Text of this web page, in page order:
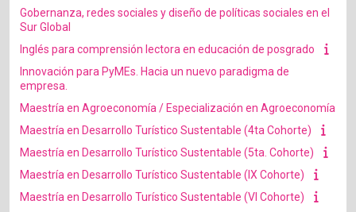
Gobernanza, redes sociales y diseño de políticas sociales en el
Sur Global
Inglés para comprensión lectora en educación de posgrado
Innovación para PyMEs. Hacia un nuevo paradigma de
empresa.
Maestría en Agroeconomía / Especialización en Agroeconomía
Maestría en Desarrollo Turístico Sustentable (4ta Cohorte)
Maestría en Desarrollo Turístico Sustentable (5ta. Cohorte)
Maestría en Desarrollo Turístico Sustentable (IX Cohorte)
Maestría en Desarrollo Turístico Sustentable (VI Cohorte)